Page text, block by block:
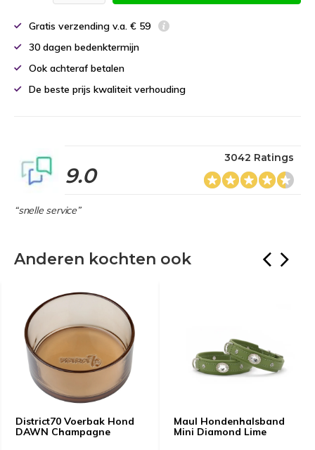
Gratis verzending v.a. € 59
30 dagen bedenktermijn
Ook achteraf betalen
De beste prijs kwaliteit verhouding
9.0
3042 Ratings
“snelle service”
Anderen kochten ook
District70 Voerbak Hond
DAWN Champagne
Maul Hondenhalsband
Mini Diamond Lime